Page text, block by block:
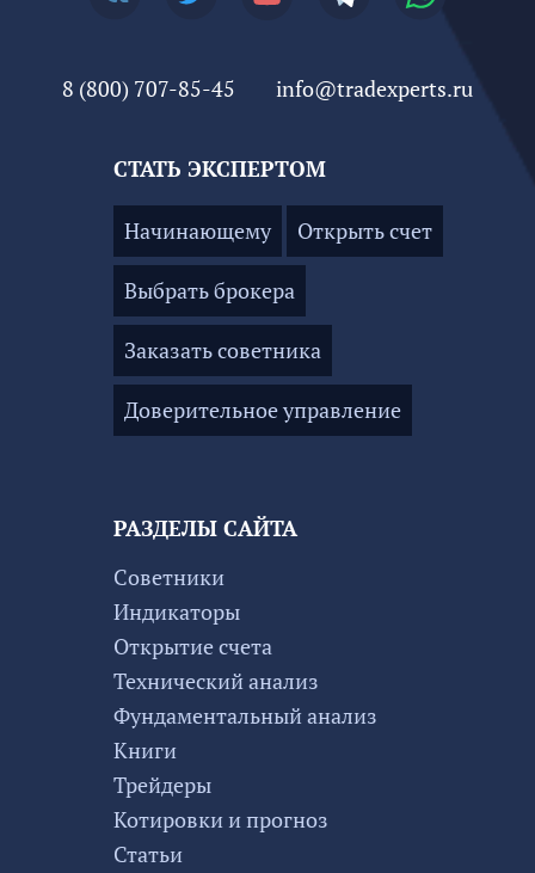
РАЗДЕЛЫ САЙТА
Советники
Индикаторы
Открытие счета
Технический анализ
Фундаментальный анализ
Книги
Трейдеры
Котировки и прогноз
Статьи
8 (800) 707-85-45 info@tradexperts.ru
СТАТЬ ЭКСПЕРТОМ
Начинающему Открыть счет
Выбрать брокера
Заказать советника
Доверительное управление